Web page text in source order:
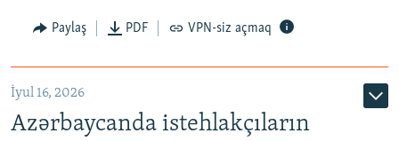
Paylaş PDF VPN-siz açmaq
İyul 16, 2026
Azərbaycanda istehlakçıların